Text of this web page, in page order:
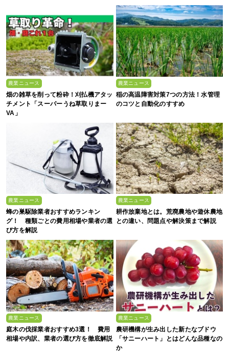
農業ニュース
畑の雑草を削って粉砕！刈払機アタッ
チメント「スーパーうね草取りまー
VA」
農業ニュース
稲の高温障害対策7つの方法！水管理
のコツと自動化のすすめ
農業ニュース
蜂の巣駆除業者おすすめランキン
グ！ 種類ごとの費用相場や業者の選
び方を解説
農業ニュース
耕作放棄地とは。荒廃農地や遊休農地
との違い、問題点や解決策まで解説
農業ニュース
庭木の伐採業者おすすめ3選！ 費用
相場や内訳、業者の選び方を徹底解説
農業ニュース
農研機構が生み出した新たなブドウ
「サニーハート」とはどんな品種なの
か